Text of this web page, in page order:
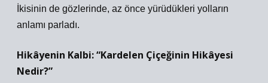
İkisinin de gözlerinde, az önce yürüdükleri yolların
anlamı parladı.
Hikâyenin Kalbi: “Kardelen Çiçeğinin Hikâyesi
Nedir?”